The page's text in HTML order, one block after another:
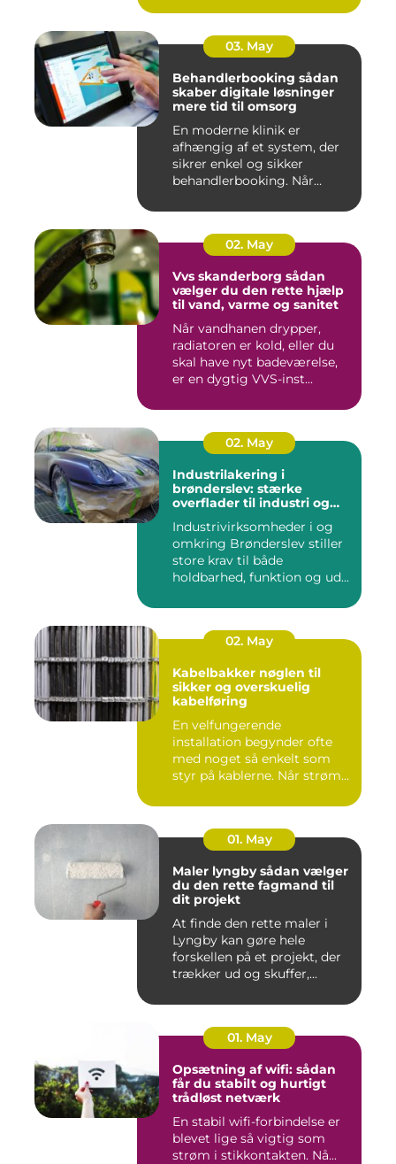
03. May
Behandlerbooking sådan
skaber digitale løsninger
mere tid til omsorg
En moderne klinik er
afhængig af et system, der
sikrer enkel og sikker
behandlerbooking. Når
02. May
Vvs skanderborg sådan
vælger du den rette hjælp
til vand, varme og sanitet
Når vandhanen drypper,
radiatoren er kold, eller du
skal have nyt badeværelse,
er en dygtig VVS-inst...
02. May
Industrilakering i
brønderslev: stærke
overflader til industri og
Industrivirksomheder i og
omkring Brønderslev stiller
store krav til både
holdbarhed, funktion og ud...
02. May
Kabelbakker nøglen til
sikker og overskuelig
kabelføring
En velfungerende
installation begynder ofte
med noget så enkelt som
styr på kablerne. Når strøm-,
01. May
Maler lyngby sådan vælger
du den rette fagmand til
dit projekt
At finde den rette maler i
Lyngby kan gøre hele
forskellen på et projekt, der
trækker ud og skuffer,...
01. May
Opsætning af wifi: sådan
får du stabilt og hurtigt
trådløst netværk
En stabil wifi-forbindelse er
blevet lige så vigtig som
strøm i stikkontakten. Nå...